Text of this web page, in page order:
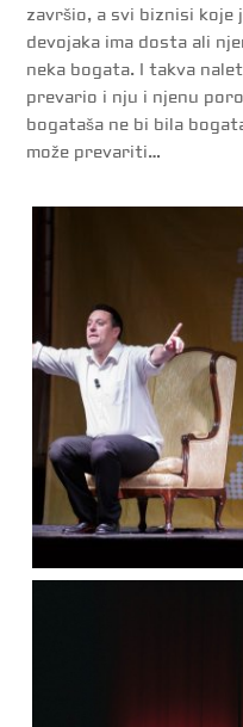
završio, a svi biznisi koje
devojaka ima dosta ali
neka bogata. I takva
prevario i nju i njenu
bogataša ne bi bila
može prevariti…